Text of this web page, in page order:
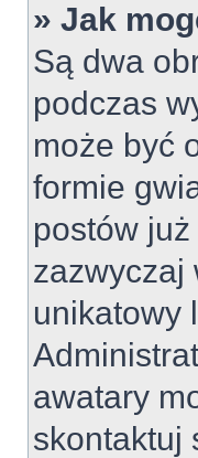
» Jak
Są dwa
podczas
może być
formie
postów
zazwyczaj
unikatowy
awatary
skontaktuj